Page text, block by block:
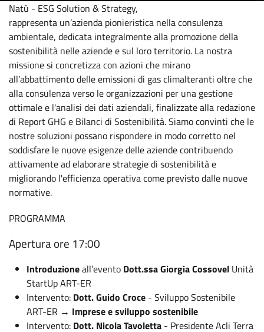
Natù - ESG Solution & Strategy,
rappresenta un’azienda pionieristica nella consulenza
ambientale, dedicata integralmente alla promozione della
sostenibilità nelle aziende e sul loro territorio. La nostra
missione si concretizza con azioni che mirano
all’abbattimento delle emissioni di gas climalteranti oltre che
alla consulenza verso le organizzazioni per una gestione
ottimale e l'analisi dei dati aziendali, finalizzate alla redazione
di Report GHG e Bilanci di Sostenibilità. Siamo convinti che le
nostre soluzioni possano rispondere in modo corretto nel
soddisfare le nuove esigenze delle aziende contribuendo
attivamente ad elaborare strategie di sostenibilità e
migliorando l'efficienza operativa come previsto dalle nuove
normative.
PROGRAMMA
Apertura ore 17:00
Introduzioneall’evento Dott.ssa Giorgia Cossovel Unità
StartUp ART-ER
Intervento: Dott. Guido Croce - Sviluppo Sostenibile
ART-ER → Imprese e sviluppo sostenibile
Intervento: Dott. Nicola Tavoletta - Presidente Acli Terra